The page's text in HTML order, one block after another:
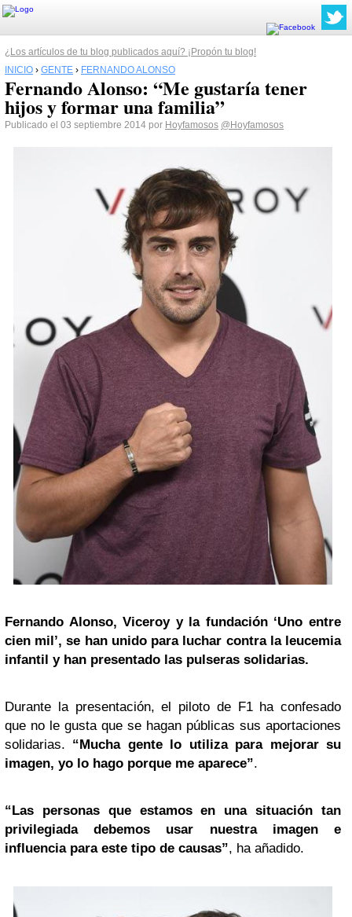
¿Los artículos de tu blog publicados aquí? ¡Propón tu blog!
INICIO › GENTE › FERNANDO ALONSO
Fernando Alonso: “Me gustaría tener
hijos y formar una familia”
Publicado el 03 septiembre 2014 por Hoyfamosos @Hoyfamosos
Fernando Alonso, Viceroy y la fundación ‘Uno entre
cien mil’, se han unido para luchar contra la leucemia
infantil y han presentado las pulseras solidarias.
Durante la presentación, el piloto de F1 ha confesado
que no le gusta que se hagan públicas sus aportaciones
solidarias. “Mucha gente lo utiliza para mejorar su
imagen, yo lo hago porque me aparece”.
“Las personas que estamos en una situación tan
privilegiada debemos usar nuestra imagen e
influencia para este tipo de causas”, ha añadido.